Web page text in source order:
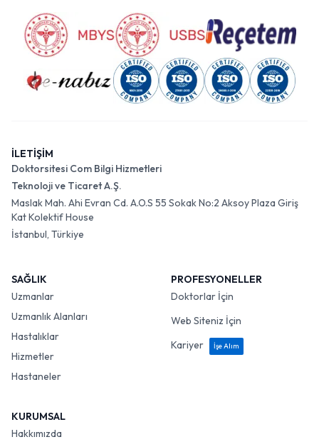
İLETİŞİM
Doktorsitesi Com Bilgi Hizmetleri
Teknoloji ve Ticaret A.Ş.
Maslak Mah. Ahi Evran Cd. A.O.S 55 Sokak No:2 Aksoy Plaza Giriş
Kat Kolektif House
İstanbul, Türkiye
SAĞLIK
Uzmanlar
Uzmanlık Alanları
Hastalıklar
Hizmetler
Hastaneler
PROFESYONELLER
Doktorlar İçin
Web Siteniz İçin
Kariyer
İşe Alım
KURUMSAL
Hakkımızda